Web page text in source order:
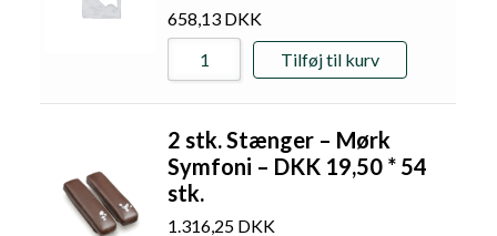
658,13 DKK
Tilføj til kurv
2 stk. Stænger – Mørk
Symfoni – DKK 19,50 * 54
stk.
1.316,25 DKK